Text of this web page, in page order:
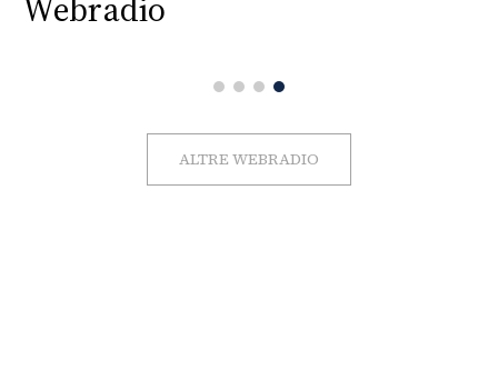
Webradio
ALTRE WEBRADIO